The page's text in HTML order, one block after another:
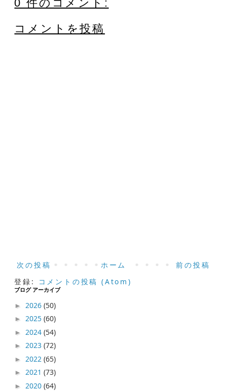
0 件のコメント:
コメントを投稿
次の投稿 前の投稿
ホーム
登録:
コメントの投稿 (Atom)
ブログ アーカイブ
► 2026(50)
►2025(60)
► 2024(54)
►2023(72)
► 2022(65)
►2021(73)
► 2020(64)